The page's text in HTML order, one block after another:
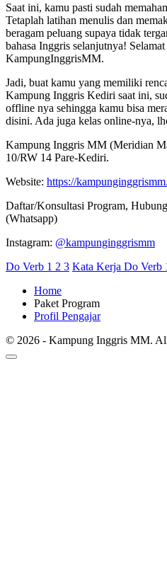
Saat ini, kamu pasti sudah
Tetaplah latihan menulis dan
beragam peluang supaya tidak
bahasa Inggris selanjutnya!
KampungInggrisMM.
Jadi, buat kamu yang memiliki
Kampung Inggris Kediri saat ini,
offline nya sehingga kamu bisa
disini. Ada juga kelas online-nya,
Kampung Inggris MM (Meridian
10/RW 14 Pare-Kediri.
Website: https://
Daftar/Konsultasi Program,
(Whatsapp)
Instagram: @kampunginggrismm
Do Verb 1 2 3 Kata Kerja Do Verb
Home
Paket Program
Profil Pengajar
© 2026 - Kampung Inggris MM.